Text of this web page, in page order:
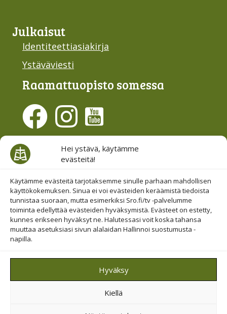
Hei ystävä, käytämme
evästeitä!
Käytämme evästeitä tarjotaksemme sinulle parhaan mahdollisen
käyttökokemuksen. Sinua ei voi evästeiden keräämistä tiedoista
tunnistaa suoraan, mutta esimerkiksi Sro.fi/tv -palvelumme
toiminta edellyttää evästeiden hyväksymistä. Evästeet on estetty,
kunnes erikseen hyväksyt ne. Halutessasi voit koska tahansa
muuttaa asetuksiasi sivun alalaidan Hallinnoi suostumusta -
napilla.
Hyväksy
Kiellä
Julkaisut
Identiteettiasiakirja
Ystäväviesti
Raamattu­opisto somessa
Evästesuostumus
Hallinnoi evästeitä
Etsi sivuiltamme
© 2019-2026 Suomen Raamattuopiston Säätiö
Saavutettavuus huomioitu